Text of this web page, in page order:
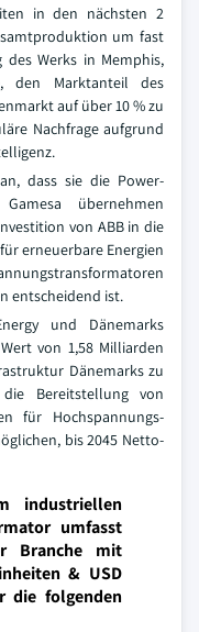
in den nächsten 2
um fast
Werks in Memphis,
den Marktanteil des
auf über 10 % zu
Nachfrage aufgrund
dass sie die Power-
übernehmen
von ABB in die
erneuerbare Energien
entscheidend ist.
und Dänemarks
von 1,58 Milliarden
Dänemarks zu
Bereitstellung von
für Hochspannungs-
bis 2045 Netto-
industriellen
umfasst
Branche mit
& USD
die folgenden